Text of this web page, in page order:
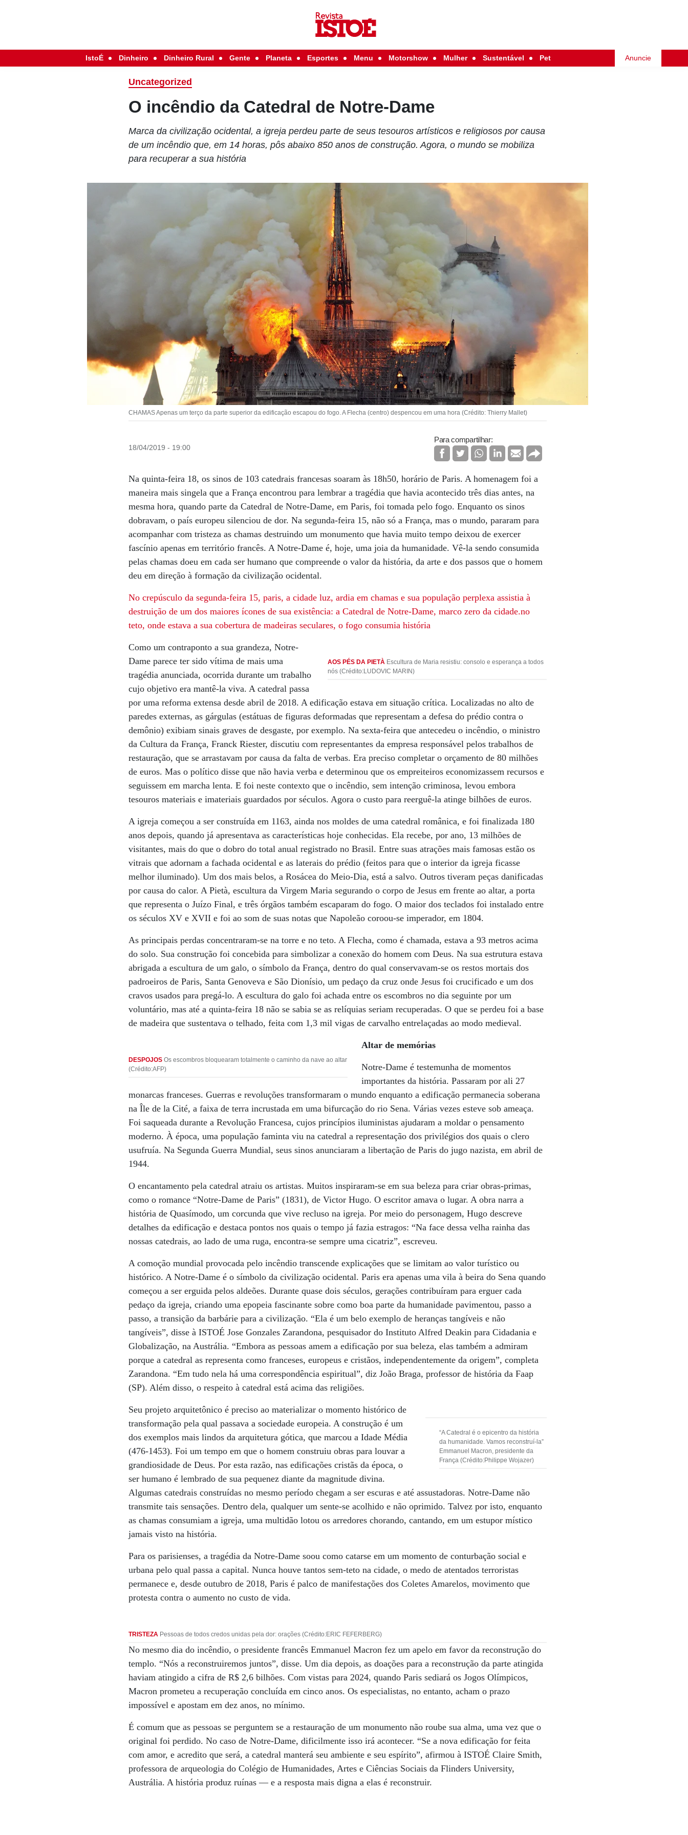
IstoÉ Dinheiro Dinheiro Rural Gente Planeta Esportes Menu Motorshow Mulher Sustentável Pet Anuncie
Uncategorized
O incêndio da Catedral de Notre-Dame
Marca da civilização ocidental, a igreja perdeu parte de seus tesouros artísticos e religiosos por causa
de um incêndio que, em 14 horas, pôs abaixo 850 anos de construção. Agora, o mundo se mobiliza
para recuperar a sua história
CHAMAS Apenas um terço da parte superior da edificação escapou do fogo. A Flecha (centro) despencou em uma hora (Crédito: Thierry Mallet)
18/04/2019 - 19:00
Para compartilhar:
Na quinta-feira 18, os sinos de 103 catedrais francesas soaram às 18h50, horário de Paris. A homenagem foi a
maneira mais singela que a França encontrou para lembrar a tragédia que havia acontecido três dias antes, na
mesma hora, quando parte da Catedral de Notre-Dame, em Paris, foi tomada pelo fogo. Enquanto os sinos
dobravam, o país europeu silenciou de dor. Na segunda-feira 15, não só a França, mas o mundo, pararam para
acompanhar com tristeza as chamas destruindo um monumento que havia muito tempo deixou de exercer
fascínio apenas em território francês. A Notre-Dame é, hoje, uma joia da humanidade. Vê-la sendo consumida
pelas chamas doeu em cada ser humano que compreende o valor da história, da arte e dos passos que o homem
deu em direção à formação da civilização ocidental.
No crepúsculoda segunda-feira 15, paris, a cidade luz, ardia em chamas e sua população perplexa assistiaà
destruiçãode um dosmaiores íconesde sua existência:a Catedralde Notre-Dame, marco zeroda cidade.no
teto, onde estava a sua cobertura de madeiras seculares,o fogo consumia história
AOS PÉS DA PIETÀEscultura de Maria resistiu: consolo e esperança a todos
nós (Crédito:LUDOVIC MARIN)
Como um contraponto a sua grandeza, Notre-
Dame parece ter sido vítima de mais uma
tragédia anunciada, ocorrida durante um trabalho
cujo objetivo era mantê-la viva. A catedral passa
por uma reforma extensa desde abril de 2018. A edificação estava em situação crítica. Localizadas no alto de
paredes externas, as gárgulas (estátuas de figuras deformadas que representam a defesa do prédio contra o
demônio) exibiam sinais graves de desgaste, por exemplo. Na sexta-feira que antecedeu o incêndio, o ministro
da Cultura da França, Franck Riester, discutiu com representantes da empresa responsável pelos trabalhos de
restauração, que se arrastavam por causa da falta de verbas. Era preciso completar o orçamento de 80 milhões
de euros. Mas o político disse que não havia verba e determinou que os empreiteiros economizassem recursos e
seguissem em marcha lenta. E foi neste contexto que o incêndio, sem intenção criminosa, levou embora
tesouros materiais e imateriais guardados por séculos. Agora o custo para reerguê-la atinge bilhões de euros.
A igreja começou a ser construída em 1163, ainda nos moldes de uma catedral românica, e foi finalizada 180
anos depois, quando já apresentava as características hoje conhecidas. Ela recebe, por ano, 13 milhões de
visitantes, mais do que o dobro do total anual registrado no Brasil. Entre suas atrações mais famosas estão os
vitrais que adornam a fachada ocidental e as laterais do prédio (feitos para que o interior da igreja ficasse
melhor iluminado). Um dos mais belos, a Rosácea do Meio-Dia, está a salvo. Outros tiveram peças danificadas
por causa do calor. A Pietà, escultura da Virgem Maria segurando o corpo de Jesus em frente ao altar, a porta
que representa o Juízo Final, e três órgãos também escaparam do fogo. O maior dos teclados foi instalado entre
os séculos XV e XVII e foi ao som de suas notas que Napoleão coroou-se imperador, em 1804.
As principais perdas concentraram-se na torre e no teto. A Flecha, como é chamada, estava a 93 metros acima
do solo. Sua construção foi concebida para simbolizar a conexão do homem com Deus. Na sua estrutura estava
abrigada a escultura de um galo, o símbolo da França, dentro do qual conservavam-se os restos mortais dos
padroeiros de Paris, Santa Genoveva e São Dionísio, um pedaço da cruz onde Jesus foi crucificado e um dos
cravos usados para pregá-lo. A escultura do galo foi achada entre os escombros no dia seguinte por um
voluntário, mas até a quinta-feira 18 não se sabia se as relíquias seriam recuperadas. O que se perdeu foi a base
de madeira que sustentava o telhado, feita com 1,3 mil vigas de carvalho entrelaçadas ao modo medieval.
DESPOJOS Os escombros bloquearam totalmente o caminho da nave ao altar
(Crédito:AFP)
Altar de memórias
Notre-Dame é testemunha de momentos
importantes da história. Passaram por ali 27
monarcas franceses. Guerras e revoluções transformaram o mundo enquanto a edificação permanecia soberana
na Île de la Cité, a faixa de terra incrustada em uma bifurcação do rio Sena. Várias vezes esteve sob ameaça.
Foi saqueada durante a Revolução Francesa, cujos princípios iluministas ajudaram a moldar o pensamento
moderno. À época, uma população faminta viu na catedral a representação dos privilégios dos quais o clero
usufruía. Na Segunda Guerra Mundial, seus sinos anunciaram a libertação de Paris do jugo nazista, em abril de
1944.
O encantamento pela catedral atraiu os artistas. Muitos inspiraram-se em sua beleza para criar obras-primas,
como o romance “Notre-Dame de Paris” (1831), de Victor Hugo. O escritor amava o lugar. A obra narra a
história de Quasímodo, um corcunda que vive recluso na igreja. Por meio do personagem, Hugo descreve
detalhes da edificação e destaca pontos nos quais o tempo já fazia estragos: “Na face dessa velha rainha das
nossas catedrais, ao lado de uma ruga, encontra-se sempre uma cicatriz”, escreveu.
A comoção mundial provocada pelo incêndio transcende explicações que se limitam ao valor turístico ou
histórico. A Notre-Dame é o símbolo da civilização ocidental. Paris era apenas uma vila à beira do Sena quando
começou a ser erguida pelos aldeões. Durante quase dois séculos, gerações contribuíram para erguer cada
pedaço da igreja, criando uma epopeia fascinante sobre como boa parte da humanidade pavimentou, passo a
passo, a transição da barbárie para a civilização. “Ela é um belo exemplo de heranças tangíveis e não
tangíveis”, disse à ISTOÉ Jose Gonzales Zarandona, pesquisador do Instituto Alfred Deakin para Cidadania e
Globalização, na Austrália. “Embora as pessoas amem a edificação por sua beleza, elas também a admiram
porque a catedral as representa como franceses, europeus e cristãos, independentemente da origem”, completa
Zarandona. “Em tudo nela há uma correspondência espiritual”, diz João Braga, professor de história da Faap
(SP). Além disso, o respeito à catedral está acima das religiões.
“A Catedral é o epicentro da história
da humanidade. Vamos reconstruí-la”
Emmanuel Macron, presidente da
França (Crédito:Philippe Wojazer)
Seu projeto arquitetônico é preciso ao materializar o momento histórico de
transformação pela qual passava a sociedade europeia. A construção é um
dos exemplos mais lindos da arquitetura gótica, que marcou a Idade Média
(476-1453). Foi um tempo em que o homem construiu obras para louvar a
grandiosidade de Deus. Por esta razão, nas edificações cristãs da época, o
ser humano é lembrado de sua pequenez diante da magnitude divina.
Algumas catedrais construídas no mesmo período chegam a ser escuras e até assustadoras. Notre-Dame não
transmite tais sensações. Dentro dela, qualquer um sente-se acolhido e não oprimido. Talvez por isto, enquanto
as chamas consumiam a igreja, uma multidão lotou os arredores chorando, cantando, em um estupor místico
jamais visto na história.
Para os parisienses, a tragédia da Notre-Dame soou como catarse em um momento de conturbação social e
urbana pelo qual passa a capital. Nunca houve tantos sem-teto na cidade, o medo de atentados terroristas
permanece e, desde outubro de 2018, Paris é palco de manifestações dos Coletes Amarelos, movimento que
protesta contra o aumento no custo de vida.
TRISTEZA Pessoas de todos credos unidas pela dor: orações (Crédito:ERIC FEFERBERG)
No mesmo dia do incêndio, o presidente francês Emmanuel Macron fez um apelo em favor da reconstrução do
templo. “Nós a reconstruiremos juntos”, disse. Um dia depois, as doações para a reconstrução da parte atingida
haviam atingido a cifra de R$ 2,6 bilhões. Com vistas para 2024, quando Paris sediará os Jogos Olímpicos,
Macron prometeu a recuperação concluída em cinco anos. Os especialistas, no entanto, acham o prazo
impossível e apostam em dez anos, no mínimo.
É comum que as pessoas se perguntem se a restauração de um monumento não roube sua alma, uma vez que o
original foi perdido. No caso de Notre-Dame, dificilmente isso irá acontecer. “Se a nova edificação for feita
com amor, e acredito que será, a catedral manterá seu ambiente e seu espírito”, afirmou à ISTOÉ Claire Smith,
professora de arqueologia do Colégio de Humanidades, Artes e Ciências Sociais da Flinders University,
Austrália. A história produz ruínas — e ­a resposta mais digna a elas é reconstruir.